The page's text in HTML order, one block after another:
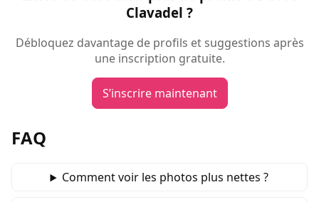
Clavadel ?
Débloquez davantage de profils et suggestions après
une inscription gratuite.
S’inscrire maintenant
FAQ
Comment voir les photos plus nettes ?